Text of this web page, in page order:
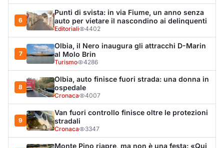
10
sono morte tre persone»
Eventi 3292